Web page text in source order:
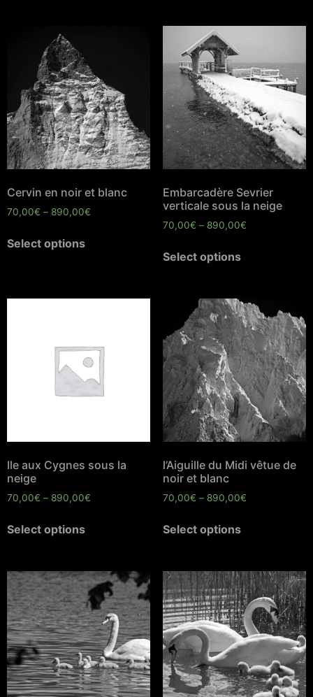
Cervin en noir et blanc
70,00€ – 890,00€
Select options
Embarcadère Sevrier
verticale sous la neige
70,00€ – 890,00€
Select options
Ile aux Cygnes sous la
neige
70,00€ – 890,00€
Select options
l’Aiguille du Midi vêtue de
noir et blanc
70,00€ – 890,00€
Select options